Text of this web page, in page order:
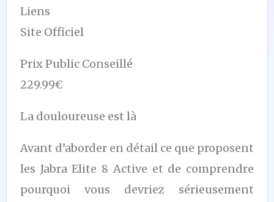
Liens
Site Officiel
Prix Public Conseillé
229.99€
La douloureuse est là
Avant d’aborder en détail ce que proposent
les Jabra Elite 8 Active et de comprendre
pourquoi vous devriez sérieusement